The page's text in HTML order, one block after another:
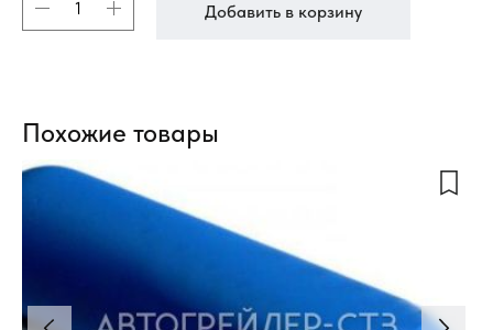
Добавить в корзину
Похожие товары